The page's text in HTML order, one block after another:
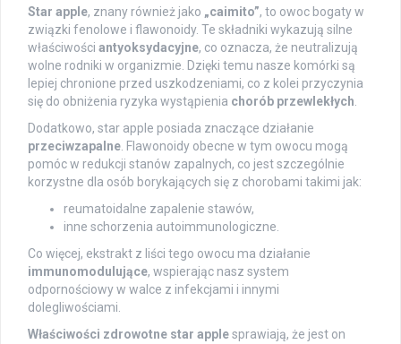
Star apple, znany również jako „caimito”, to owoc bogaty w
związki fenolowe i flawonoidy. Te składniki wykazują silne
właściwości antyoksydacyjne, co oznacza, że neutralizują
wolne rodniki w organizmie. Dzięki temu nasze komórki są
lepiej chronione przed uszkodzeniami, co z kolei przyczynia
się do obniżenia ryzyka wystąpienia chorób przewlekłych
Dodatkowo, star apple posiada znaczące działanie
przeciwzapalne . Flawonoidy obecne w tym owocu mogą
pomóc w redukcji stanów zapalnych, co jest szczególnie
korzystne dla osób borykających się z chorobami takimi jak:
reumatoidalne zapalenie stawów,
inne schorzenia autoimmunologiczne.
Co więcej, ekstrakt z liści tego owocu ma działanie
immunomodulujące, wspierając nasz system
odpornościowy w walce z infekcjami i innymi
dolegliwościami.
Właściwości zdrowotne star applesprawiają, że jest on